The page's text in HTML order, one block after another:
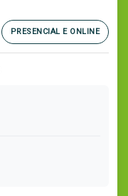
PRESENCIAL E ONLINE